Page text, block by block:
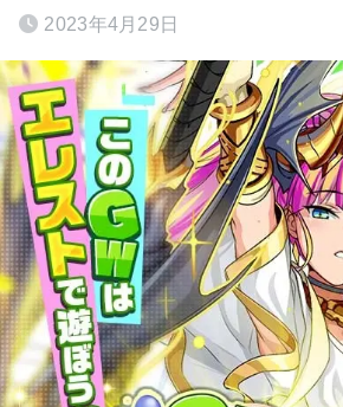
2023年4月29日